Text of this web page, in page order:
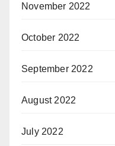
November 2022
October 2022
September 2022
August 2022
July 2022